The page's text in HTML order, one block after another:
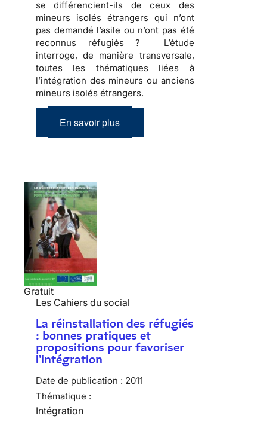
se différencient-ils de ceux des
mineurs isolés étrangers qui n’ont
pas demandé l’asile ou n’ont pas été
reconnus réfugiés ? L’étude
interroge, de manière transversale,
toutes les thématiques liées à
l’intégration des mineurs ou anciens
mineurs isolés étrangers.
En savoir plus
Gratuit
Les Cahiers du social
La réinstallation des réfugiés
: bonnes pratiques et
propositions pour favoriser
l'intégration
Date de publication : 2011
Thématique :
Intégration